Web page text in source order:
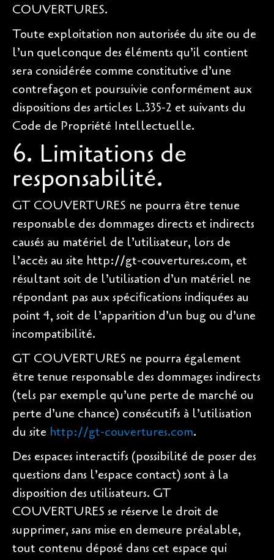
COUVERTURES.
Toute exploitation non autorisée du site ou de
l’un quelconque des éléments qu’il contient
sera considérée comme constitutive d’une
contrefaçon et poursuivie conformément aux
dispositions des articles L.335-2 et suivants du
Code de Propriété Intellectuelle.
6. Limitations de
responsabilité.
GT COUVERTURES ne pourra être tenue
responsable des dommages directs et indirects
causés au matériel de l’utilisateur, lors de
l’accès au site http://gt-couvertures.com, et
résultant soit de l’utilisation d’un matériel ne
répondant pas aux spécifications indiquées au
point 4, soit de l’apparition d’un bug ou d’une
incompatibilité.
GT COUVERTURES ne pourra également
être tenue responsable des dommages indirects
(tels par exemple qu’une perte de marché ou
perte d’une chance) consécutifs à l’utilisation
du site http://gt-couvertures.com.
Des espaces interactifs (possibilité de poser des
questions dans l’espace contact) sont à la
disposition des utilisateurs. GT
COUVERTURES se réserve le droit de
supprimer, sans mise en demeure préalable,
tout contenu déposé dans cet espace qui